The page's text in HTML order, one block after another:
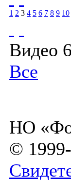
1 2 3 4 5 6 7 8 9 10
Видео
Все
НО
©